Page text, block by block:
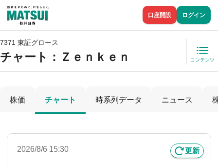
口座開設 ログイン
7371 東証グロース
チャート： Ｚｅｎｋｅｎ コンテンツ
株価 チャート 時系列データ ニュース
2026/8/6 15:30 更新